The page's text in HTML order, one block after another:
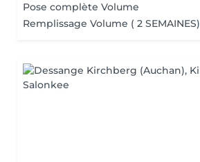
Pose complète Volume
Remplissage Volume ( 2 SEMAINES)